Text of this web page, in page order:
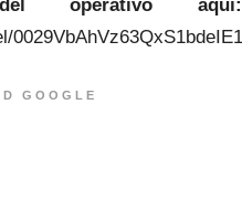
operativo aquí:
GOOGLE